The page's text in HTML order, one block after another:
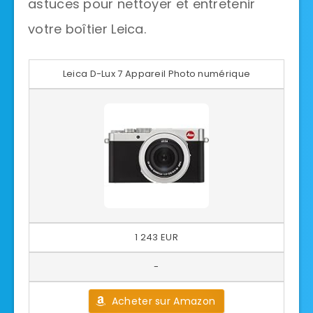
astuces pour nettoyer et entretenir
votre boîtier Leica.
Leica D-Lux 7 Appareil Photo numérique
1 243 EUR
-
Acheter sur Amazon